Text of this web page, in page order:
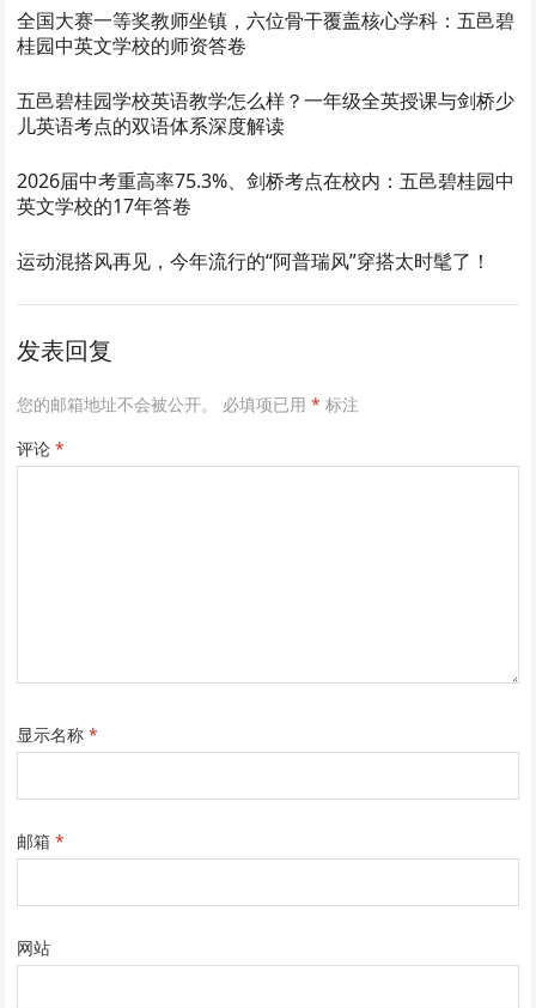
全国大赛一等奖教师坐镇，六位骨干覆盖核心学科：五邑碧
桂园中英文学校的师资答卷
五邑碧桂园学校英语教学怎么样？一年级全英授课与剑桥少
儿英语考点的双语体系深度解读
2026届中考重高率75.3%、剑桥考点在校内：五邑碧桂园中
英文学校的17年答卷
运动混搭风再见，今年流行的“阿普瑞风”穿搭太时髦了！
发表回复
您的邮箱地址不会被公开。 必填项已用* 标注
评论*
显示名称*
邮箱*
网站